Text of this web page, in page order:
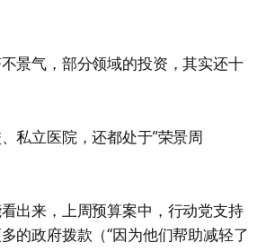
景气，部分领域的投资，其实还十
私立医院，还都处于”荣景周
出来，上周预算案中，行动党支持
的政府拨款（“因为他们帮助减轻了